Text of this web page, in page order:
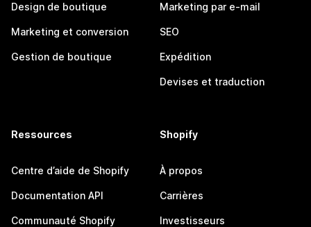
Design de boutique
Marketing et conversion
Gestion de boutique
Marketing par e-mail
SEO
Expédition
Devises et traduction
Ressources
Centre d’aide de Shopify
Documentation API
Communauté Shopify
Shopify
À propos
Carrières
Investisseurs